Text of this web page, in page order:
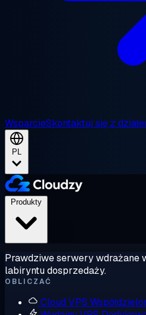
WsparcieSkontaktuj się z
PL
Prawdziwe serwery wdrażane
labiryntu dosprzedaży.
OBLICZAĆ
Cloud VPS